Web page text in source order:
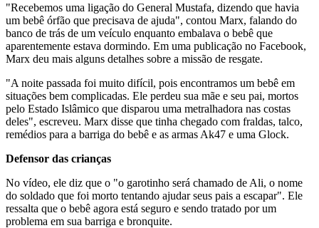
"Recebemos uma ligação do General Mustafa, dizendo que havia
um bebê órfão que precisava de ajuda", contou Marx, falando do
banco de trás de um veículo enquanto embalava o bebê que
aparentemente estava dormindo. Em uma publicação no Facebook,
Marx deu mais alguns detalhes sobre a missão de resgate.
"A noite passada foi muito difícil, pois encontramos um bebê em
situações bem complicadas. Ele perdeu sua mãe e seu pai, mortos
pelo Estado Islâmico que disparou uma metralhadora nas costas
deles", escreveu. Marx disse que tinha chegado com fraldas, talco,
remédios para a barriga do bebê e as armas Ak47 e uma Glock.
Defensor das crianças
No vídeo, ele diz que o "o garotinho será chamado de Ali, o nome
do soldado que foi morto tentando ajudar seus pais a escapar". Ele
ressalta que o bebê agora está seguro e sendo tratado por um
problema em sua barriga e bronquite.